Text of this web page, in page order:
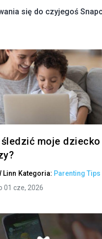
się do czyjegoś
moje dziecko
Linn Kategoria: Parenting Tips
01 cze, 2026